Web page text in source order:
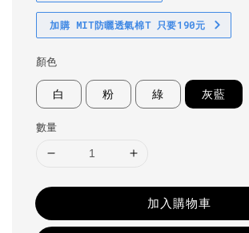
加購 MIT防曬透氣棉T 只要190元
顏色
白 粉 綠 灰藍
數量
加入購物車